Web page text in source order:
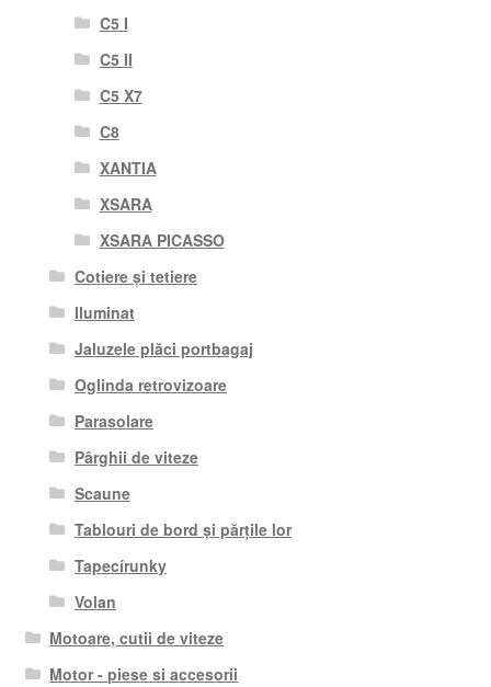
C5 I
C5 II
C5 X7
C8
XANTIA
XSARA
XSARA PICASSO
Cotiere și tetiere
Iluminat
Jaluzele plăci portbagaj
Oglinda retrovizoare
Parasolare
Pârghii de viteze
Scaune
Tablouri de bord și părțile lor
Tapecírunky
Volan
Motoare, cutii de viteze
Motor - piese si accesorii